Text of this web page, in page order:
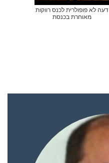
דעה לא פופולרית לכנס רווקות
מאוחרת בכנסת